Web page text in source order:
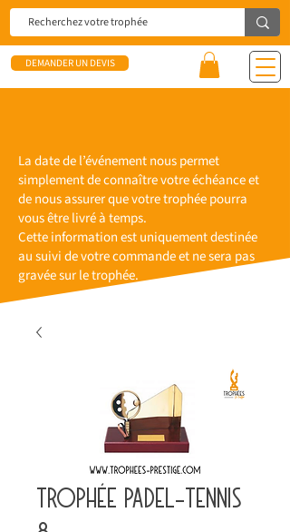
DEMANDER UN DEVIS
La date de l’événement nous permet
simplement de connaître votre échéance et
de nous assurer que votre trophée pourra
vous être livré à temps.
Cette information est uniquement destinée
au suivi de votre commande et ne sera pas
gravée sur le trophée.
Trophée padel-tennis